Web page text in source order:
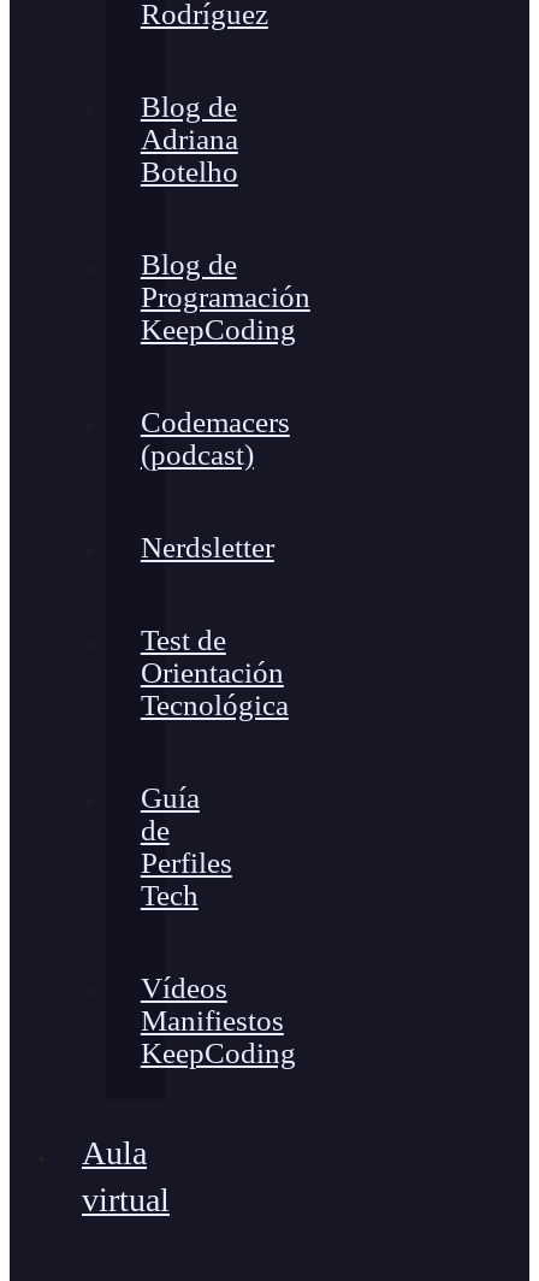
Rodríguez
Blog de
Adriana
Botelho
Blog de
Programación
KeepCoding
Codemacers
(podcast)
Nerdsletter
Test de
Orientación
Tecnológica
Guía
de
Perfiles
Tech
Vídeos
Manifiestos
KeepCoding
Aula
virtual